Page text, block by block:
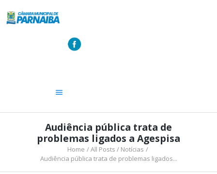
Audiência pública trata de
problemas ligados a Agespisa
Home All Posts
Notícias
Audiência pública trata de problemas ligados...
VEREADORES
LEGISLATIVO